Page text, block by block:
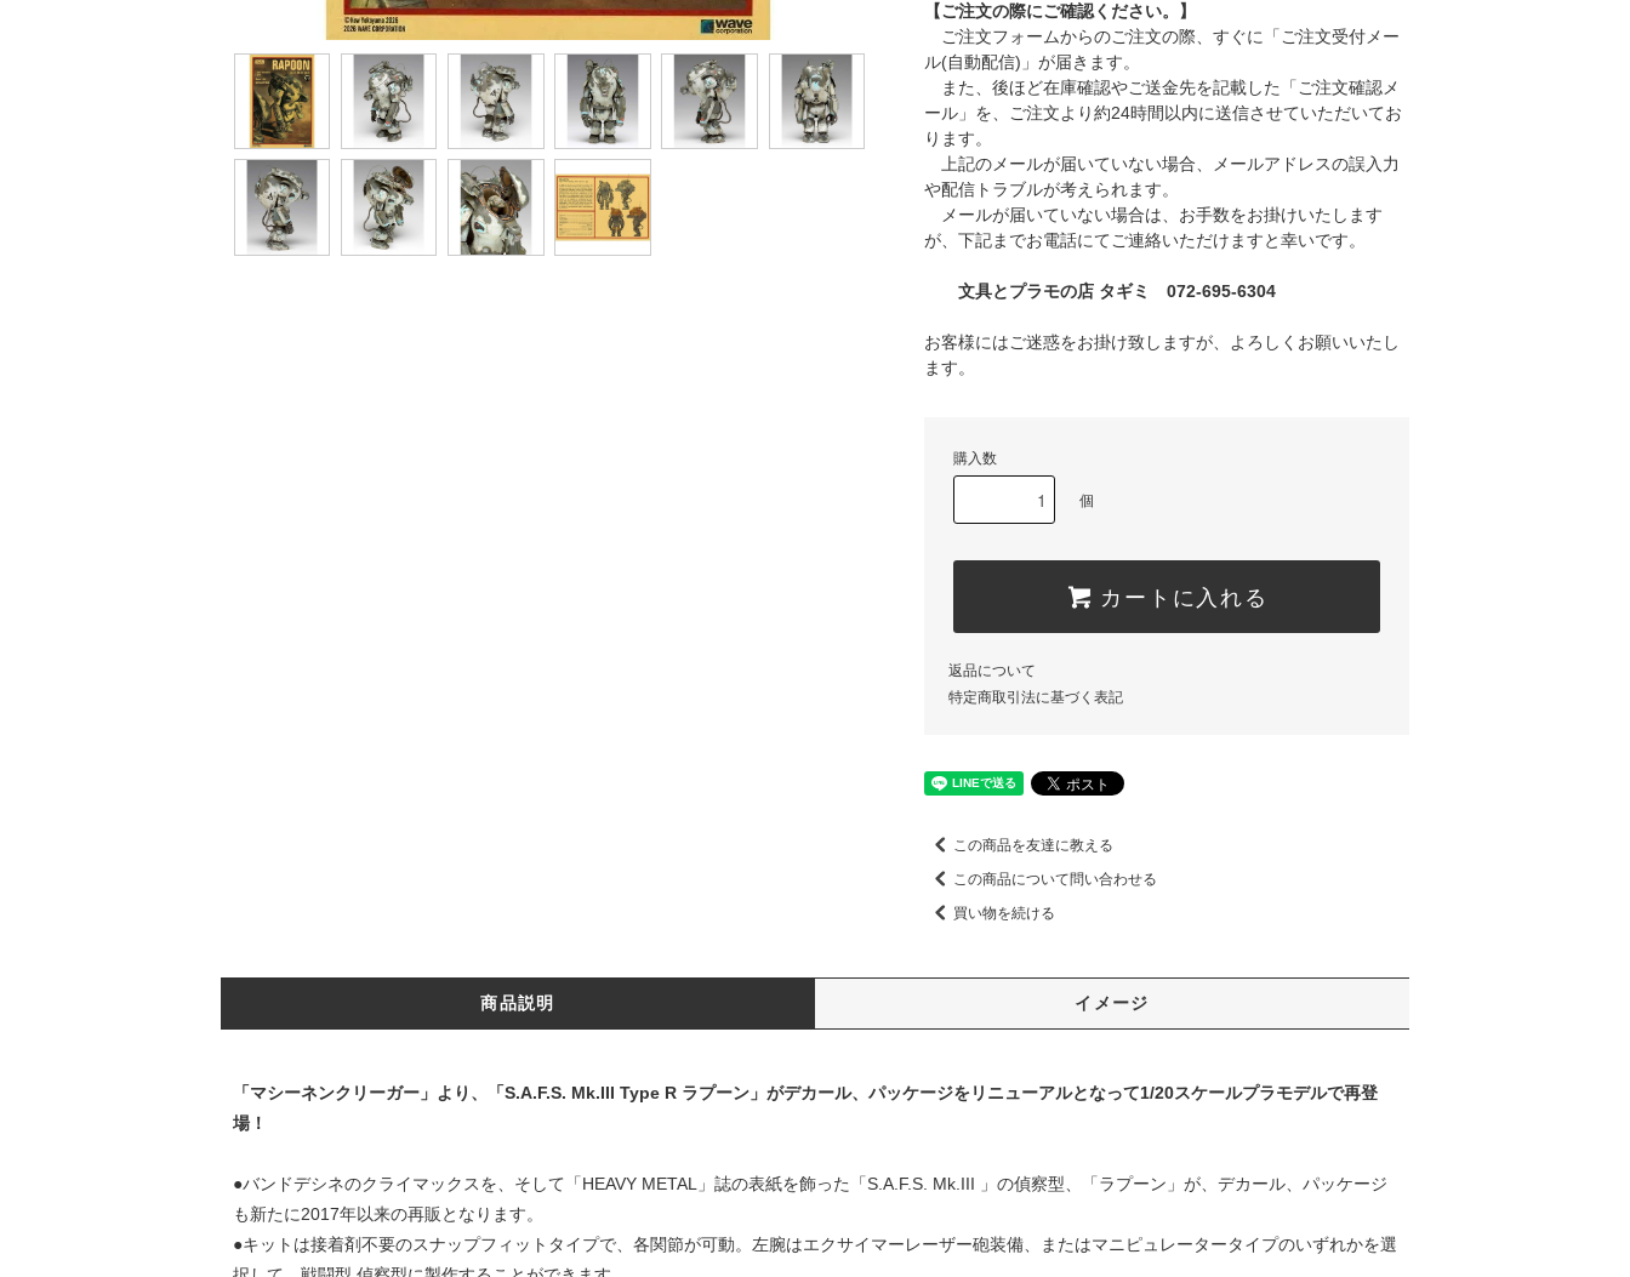
【ご注文の際にご確認ください。】
ご注文フォームからのご注文の際、すぐに「ご注文受付メー
ル(自動配信)」が届きます。
また、後ほど在庫確認やご送金先を記載した「ご注文確認メ
ール」を、ご注文より約24時間以内に送信させていただいてお
ります。
上記のメールが届いていない場合、メールアドレスの誤入力
や配信トラブルが考えられます。
メールが届いていない場合は、お手数をお掛けいたします
が、下記までお電話にてご連絡いただけますと幸いです。
文具とプラモの店 タギミ 072-695-6304
お客様にはご迷惑をお掛け致しますが、よろしくお願いいたし
ます。
購入数
個
カートに入れる
返品について
特定商取引法に基づく表記
この商品を友達に教える
この商品について問い合わせる
買い物を続ける
商品説明 イメージ
「マシーネンクリーガー」より、「S.A.F.S. Mk.III Type R ラプーン」がデカール、パッケージをリニューアルとなって1/20スケールプラモデルで再登
場！
●バンドデシネのクライマックスを、そして「HEAVY METAL」誌の表紙を飾った「S.A.F.S. Mk.III 」の偵察型、「ラプーン」が、デカール、パッケージ
も新たに2017年以来の再販となります。
●キットは接着剤不要のスナップフィットタイプで、各関節が可動。左腕はエクサイマーレーザー砲装備、またはマニピュレータータイプのいずれかを選